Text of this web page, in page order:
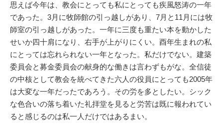
思えば今年は、教会にとっても私にとっても疾風怒涛の一年
であった。3月に牧師館の引っ越しがあり、7月と11月には牧
師室の引っ越しがあった。一年に三度も重たい本を動かした
せいか四十肩になり、右手が上がりにくい。酉年生まれの私
にとっては忘れられない一年となった。私だけでない。建築
委員会と募金委員会の献身的な働きは言わずもがな。全信徒
の中核として教会を統べてきた六人の役員にとっても2005年
は大変な一年だったであろう。その労を多としたい。シック
な色合いの落ち着いた礼拝堂を見ると労苦は既に報われてい
ると感じるのは私一人だけではあるまい。